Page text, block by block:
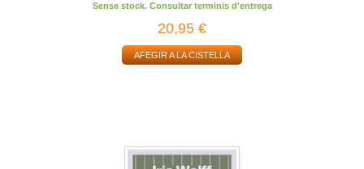
Sense stock. Consultar terminis d'entrega
20,95 €
AFEGIR A LA CISTELLA